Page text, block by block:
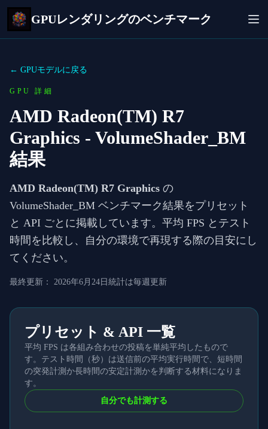
GPUレンダリングのベンチマーク
← GPUモデルに戻る
GPU 詳細
AMD Radeon(TM) R7
Graphics - VolumeShader_BM
結果
AMD Radeon(TM) R7 Graphics の
VolumeShader_BM ベンチマーク結果をプリセット
と API ごとに掲載しています。平均 FPS とテスト
時間を比較し、自分の環境で再現する際の目安にし
てください。
最終更新： 2026年6月24日 統計は毎週更新
プリセット & API 一覧
平均 FPS は各組み合わせの投稿を単純平均したもので
す。テスト時間（秒）は送信前の平均実行時間で、短時間
の突発計測か長時間の安定計測かを判断する材料になりま
す。
自分でも計測する